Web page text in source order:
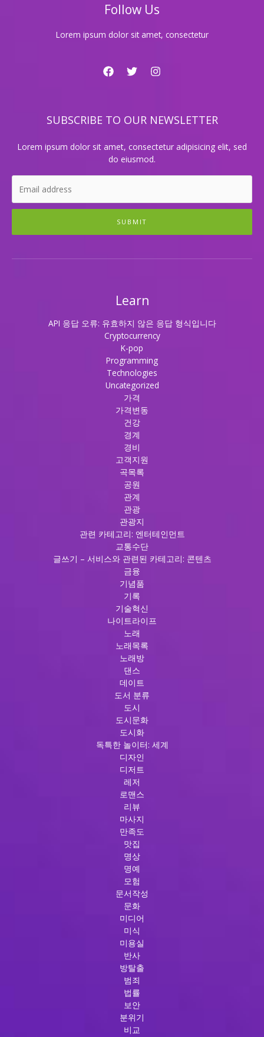
Follow Us
Lorem ipsum dolor sit amet, consectetur
SUBSCRIBE TO OUR NEWSLETTER
Lorem ipsum dolor sit amet, consectetur adipisicing elit, sed
do eiusmod.
SUBMIT
Learn
API 응답 오류: 유효하지 않은 응답 형식입니다
Cryptocurrency
K-pop
Programming
Technologies
Uncategorized
가격
가격변동
건강
경계
경비
고객지원
곡목록
공원
관계
관광
관광지
관련 카테고리: 엔터테인먼트
교통수단
글쓰기 – 서비스와 관련된 카테고리: 콘텐츠
금융
기념품
기록
기술혁신
나이트라이프
노래
노래목록
노래방
댄스
데이트
도서 분류
도시
도시문화
도시화
독특한 놀이터: 세계
디자인
디저트
레저
로맨스
리뷰
마사지
만족도
맛집
명상
명예
모험
문서작성
문화
미디어
미식
미용실
반사
방탈출
범죄
법률
보안
분위기
비교